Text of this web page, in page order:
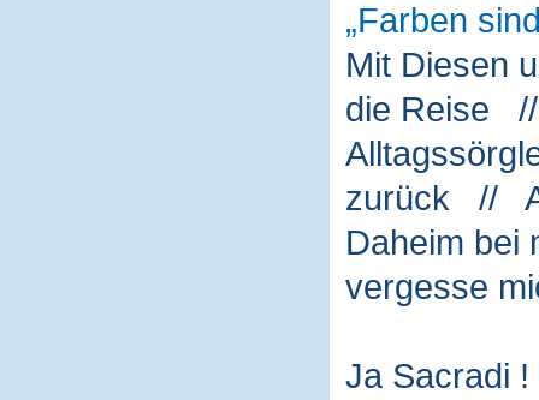
Farben
Mit Diesen
die Reise
zurück //
Daheim
vergesse
Ja Sacradi